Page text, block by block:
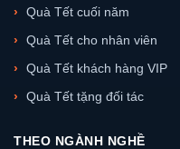
Quà Tết cuối năm
Quà Tết cho nhân viên
Quà Tết khách hàng VIP
Quà Tết tặng đối tác
THEO NGÀNH NGHỀ